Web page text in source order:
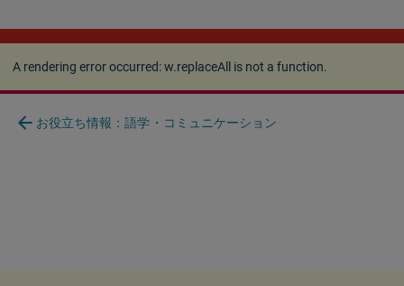
A rendering error occurred:w.replaceAll is not a
function.
A rendering error occurred:w.replaceAll is not a function.
arrow_back お役立ち情報：語学・コミュニケーション